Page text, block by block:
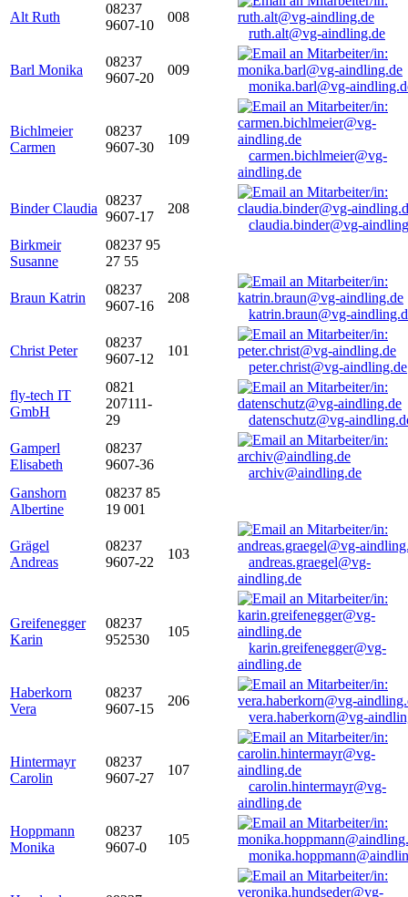
Alt Ruth
08237
9607-10
008
ruth.alt@vg-aindling.de
Barl Monika
08237
9607-20
009
monika.barl@vg-
Bichlmeier
Carmen
08237
9607-30
109
carmen.bichlmeier@vg-
aindling.de
Binder Claudia
08237
9607-17
208
claudia.binder@vg-
Birkmeir
Susanne
08237 95
27 55
Braun Katrin
08237
9607-16
208
katrin.braun@vg-
Christ Peter
08237
9607-12
101
peter.christ@vg-aindling.de
fly-tech IT
GmbH
0821
207111-
29
datenschutz@vg-
Gamperl
Elisabeth
08237
9607-36
archiv@aindling.de
Ganshorn
Albertine
08237 85
19 001
Grägel
Andreas
08237
9607-22
103
andreas.graegel@vg-
aindling.de
Greifenegger
Karin
08237
952530
105
karin.greifenegger@vg-
aindling.de
Haberkorn
Vera
08237
9607-15
206
vera.haberkorn@vg-
Hintermayr
Carolin
08237
9607-27
107
carolin.hintermayr@vg-
aindling.de
Hoppmann
Monika
08237
9607-0
105